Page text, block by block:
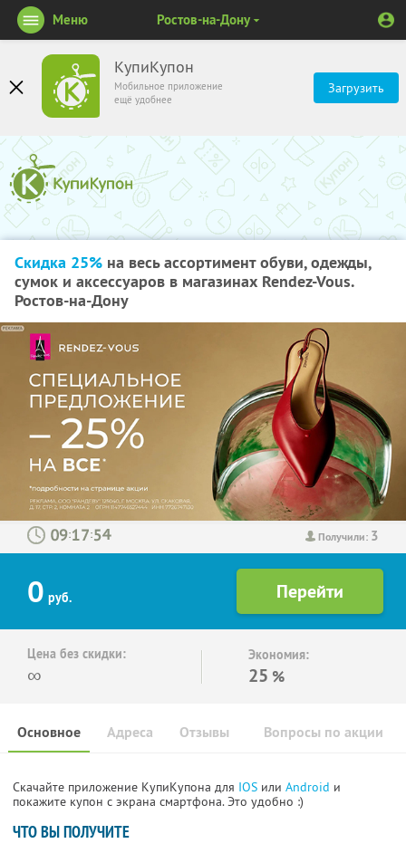
КупиКупон
Мобильное приложение
ещё удобнее
Загрузить
Меню Ростов-на-Дону
Скидка 25% на весь ассортимент обуви, одежды,
сумок и аксессуаров в магазинах Rendez-Vous.
Ростов-на-Дону
Получили: 3
: :
0 руб.
Цена без скидки:
∞
Экономия:
25 %
Основное Отзывы Вопросы по акции
Адреса
Скачайте приложение КупиКупона для IOS или Android и
покажите купон с экрана смартфона. Это удобно :)
ЧТО ВЫ ПОЛУЧИТЕ